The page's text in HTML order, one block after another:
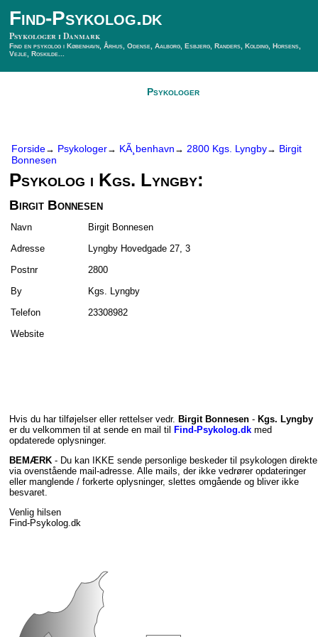
Find-Psykolog.dk
Psykologer i Danmark
Find en psykolog i København, Århus, Odense, Aalborg, Esbjerg, Randers, Kolding, Horsens,
Vejle, Roskilde...
Psykologer
Forside→ Psykologer→ KÃ¸benhavn → 2800 Kgs. Lyngby→ Birgit
Bonnesen
Psykolog i Kgs. Lyngby:
Birgit Bonnesen
Navn
Birgit Bonnesen
Adresse
Lyngby Hovedgade 27, 3
Postnr
2800
By
Kgs. Lyngby
Telefon
23308982
Website
Hvis du har tilføjelser eller rettelser vedr. Birgit Bonnesen - Kgs. Lyngby
er du velkommen til at sende en mail til
Find-Psykolog.dk med
opdaterede oplysninger.
BEMÆRK - Du kan IKKE sende personlige beskeder til psykologen direkte
via ovenstående mail-adresse. Alle mails, der ikke vedrører opdateringer
eller manglende / forkerte oplysninger, slettes omgående og bliver ikke
besvaret.
Venlig hilsen
Find-Psykolog.dk